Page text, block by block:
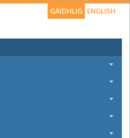
GÀIDHLIG ENGLISH